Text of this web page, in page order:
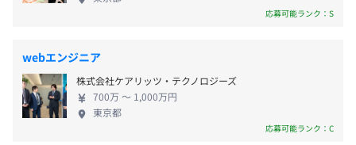
率は年々低下する傾向にあり、動機づけの悩みが増加する
傾向に。
【AI面接官で見込める効果】
（入社時上限5万円／その後月約1万円を支給）
■書籍購入および研修費用補助：
・書籍購入上限月1万円 ※3000円まで全額、超える部分
は半額を手当として支給（電子書籍含む）
・社外のセミナーや研修に参加する場合、1カ月あたり税
企業の生産性に最も重要な“採用”という機能には課
で起きるさまざまな問題を、“人とAIで見極める”こ
とによって解決します。ES選考から一次面接を新し
い仕組みと技術で代替し、社会の生産性を高めてい
きます。 ■自社プロダクト：AI面接官 書類選考から
一次面接までを、生成AIによるAI面接官が担当しま
応募可能ランク：S
webエンジニア
株式会社ケアリッツ・テクノロジーズ
700万 〜 1,000万円
東京都
応募可能ランク：C